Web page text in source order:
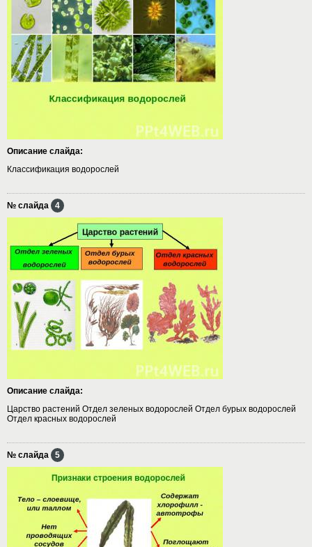
Описание слайда:
Классификация водорослей
№ слайда 4
Описание слайда:
Царство растений Отдел зеленых водорослей Отдел бурых водорослей
Отдел красных водорослей
№ слайда 5